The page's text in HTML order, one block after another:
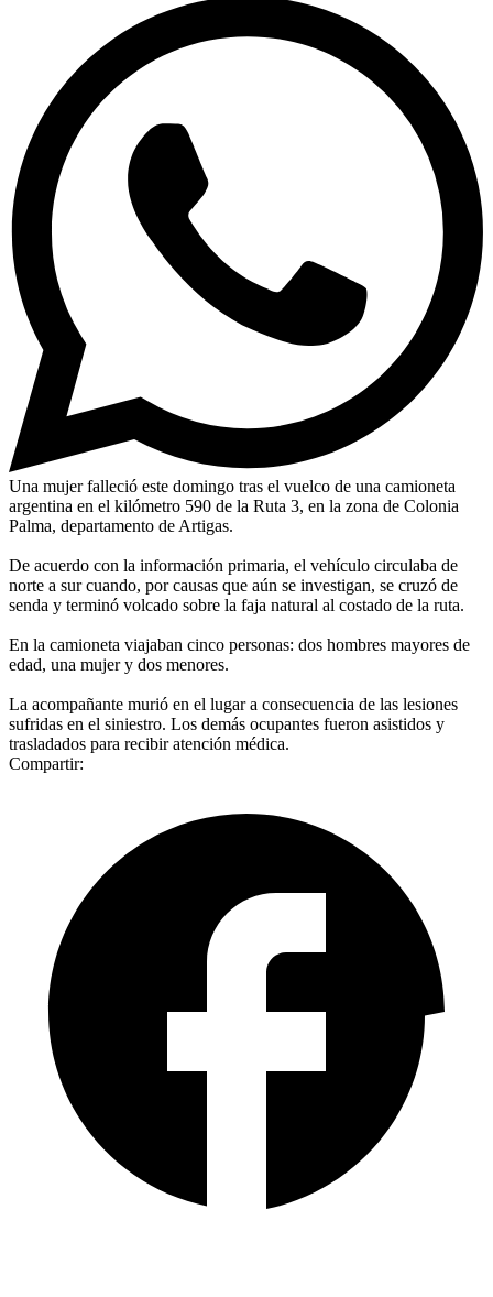
Una mujer falleció este domingo tras el vuelco de una camioneta
argentina en el kilómetro 590 de la Ruta 3, en la zona de Colonia
Palma, departamento de Artigas.
De acuerdo con la información primaria, el vehículo circulaba de
norte a sur cuando, por causas que aún se investigan, se cruzó de
senda y terminó volcado sobre la faja natural al costado de la ruta.
En la camioneta viajaban cinco personas: dos hombres mayores de
edad, una mujer y dos menores.
La acompañante murió en el lugar a consecuencia de las lesiones
sufridas en el siniestro. Los demás ocupantes fueron asistidos y
trasladados para recibir atención médica.
Compartir: